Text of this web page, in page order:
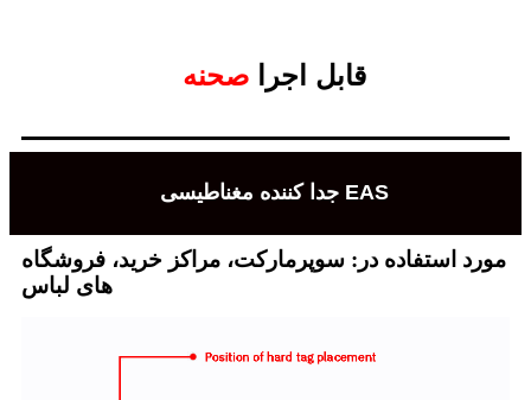
قابل اجرا صحنه
جدا کننده مغناطیسی EAS
مورد استفاده در: سوپرمارکت، مراکز خرید، فروشگاه
های لباس